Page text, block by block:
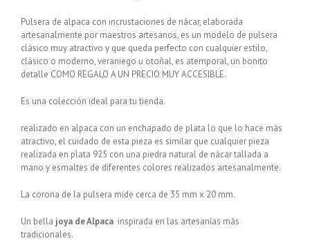
Pulsera de alpaca con incrustaciones de nácar, elaborada
artesanalmente por maestros artesanos, es un modelo de pulsera
clásico muy atractivo y que queda perfecto con cualquier estilo,
clásico o moderno, veraniego u otoñal, es atemporal, un bonito
detalle COMO REGALO A UN PRECIO MUY ACCESIBLE.
Es una colección ideal para tu tienda.
realizado en alpaca con un enchapado de plata lo que lo hace más
atractivo, el cuidado de esta pieza es similar que cualquier pieza
realizada en plata 925 con una piedra natural de nácar tallada a
mano y esmaltes de diferentes colores realizados artesanalmente.
La corona de la pulsera mide cerca de 35 mm x 20 mm.
Un bella joya de Alpaca inspirada en las artesanías más
tradicionales.